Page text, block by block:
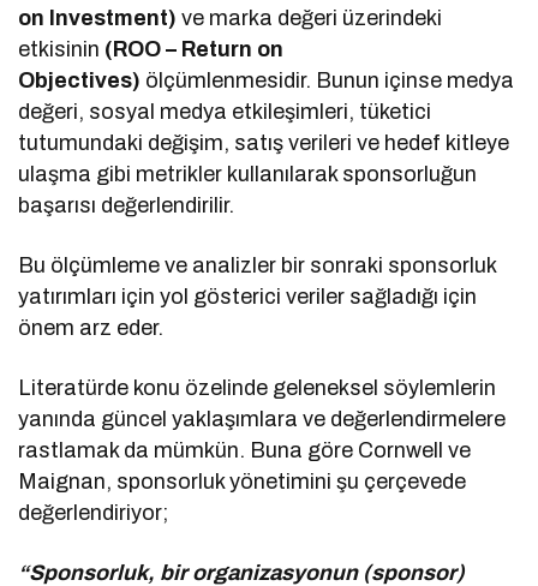
on Investment) ve marka değeri üzerindeki
etkisinin (ROO – Return on
Objectives) ölçümlenmesidir. Bunun içinse medya
değeri, sosyal medya etkileşimleri, tüketici
tutumundaki değişim, satış verileri ve hedef kitleye
ulaşma gibi metrikler kullanılarak sponsorluğun
başarısı değerlendirilir.
Bu ölçümleme ve analizler bir sonraki sponsorluk
yatırımları için yol gösterici veriler sağladığı için
önem arz eder.
Literatürde konu özelinde geleneksel söylemlerin
yanında güncel yaklaşımlara ve değerlendirmelere
rastlamak da mümkün. Buna göre Cornwell ve
Maignan, sponsorluk yönetimini şu çerçevede
değerlendiriyor;
“Sponsorluk, bir organizasyonun (sponsor)